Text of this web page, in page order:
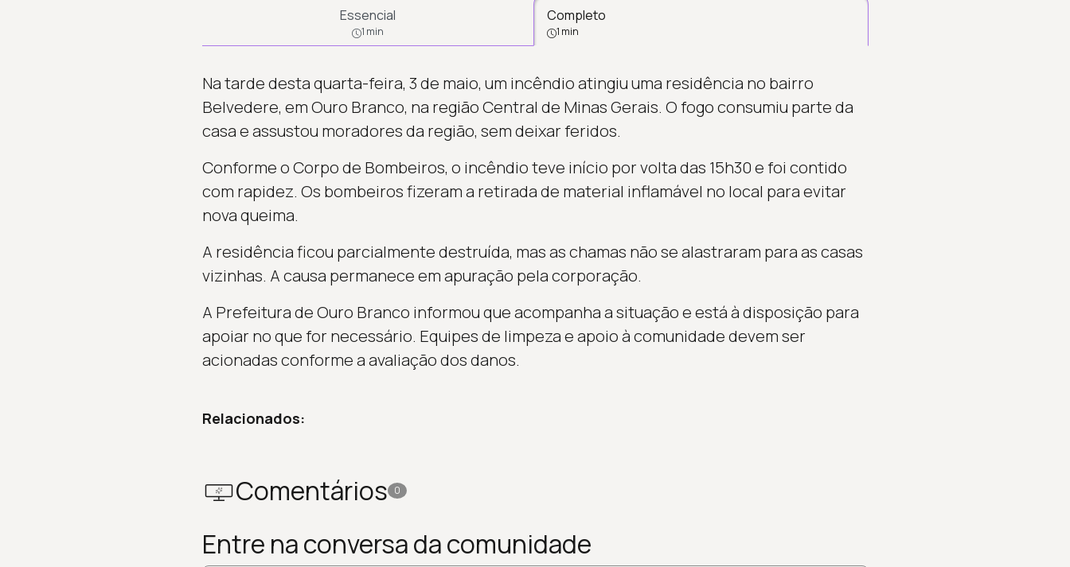
Essencial
1 min
Completo
1 min
Na tarde desta quarta-feira, 3 de maio, um incêndio atingiu uma residência no bairro
Belvedere, em Ouro Branco, na região Central de Minas Gerais. O fogo consumiu parte da
casa e assustou moradores da região, sem deixar feridos.
Conforme o Corpo de Bombeiros, o incêndio teve início por volta das 15h30 e foi contido
com rapidez. Os bombeiros fizeram a retirada de material inflamável no local para evitar
nova queima.
A residência ficou parcialmente destruída, mas as chamas não se alastraram para as casas
vizinhas. A causa permanece em apuração pela corporação.
A Prefeitura de Ouro Branco informou que acompanha a situação e está à disposição para
apoiar no que for necessário. Equipes de limpeza e apoio à comunidade devem ser
acionadas conforme a avaliação dos danos.
Relacionados:
Comentários 0
Entre na conversa da comunidade